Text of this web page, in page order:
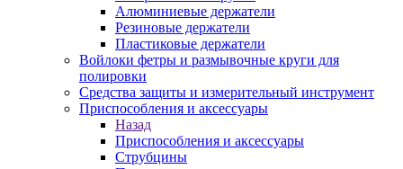
Алюминиевые держатели
Резиновые держатели
Пластиковые держатели
Войлоки фетры и размывочные круги для
полировки
Средства защиты и измерительный инструмент
Приспособления и аксессуары
Назад
Приспособления и аксессуары
Струбцины